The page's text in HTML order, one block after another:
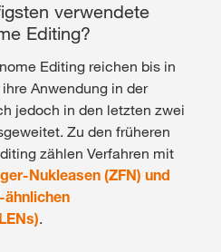
verwendete
Editing?
Editing reichen bis in
Anwendung in der
jedoch in den letzten zwei
Zu den früheren
zählen Verfahren mit
(ZFN) und
.